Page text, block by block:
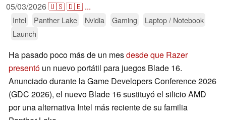
05/03/2026🇺🇸🇩🇪 ...
Intel Panther Lake Nvidia Gaming
Laptop / Notebook
Launch
Ha pasado poco más de un mesdesde que Razer
presentó un nuevo portátil para juegos Blade 16.
Anunciado durante la Game Developers Conference 2026
(GDC 2026), el nuevo Blade 16 sustituyó el silicio AMD
por una alternativa Intel más reciente de su familia